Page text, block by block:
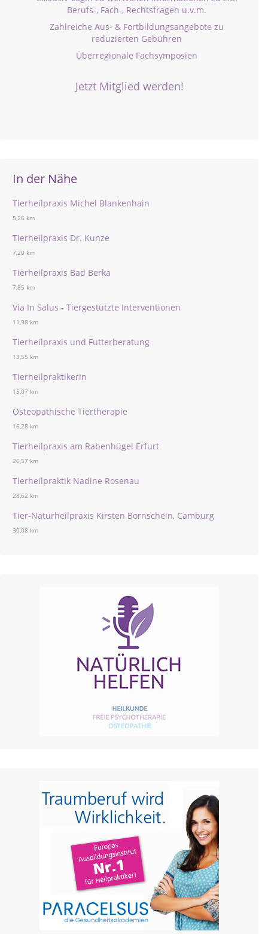
Berufs-, Fach-, Rechtsfragen u.v.m.
Zahlreiche Aus- & Fortbildungsangebote zu
reduzierten Gebühren
Überregionale Fachsymposien
Jetzt Mitglied werden!
In der Nähe
Tierheilpraxis Michel Blankenhain
5,26 km
Tierheilpraxis Dr. Kunze
7,20 km
Tierheilpraxis Bad Berka
7,85 km
Via In Salus - Tiergestützte Interventionen
11,98 km
Tierheilpraxis und Futterberatung
13,55 km
Tierheilpraktikerin
15,07 km
Osteopathische Tiertherapie
16,28 km
Tierheilpraxis am Rabenhügel Erfurt
26,57 km
Tierheilpraktik Nadine Rosenau
28,62 km
Tier-Naturheilpraxis Kirsten Bornschein, Camburg
30,08 km